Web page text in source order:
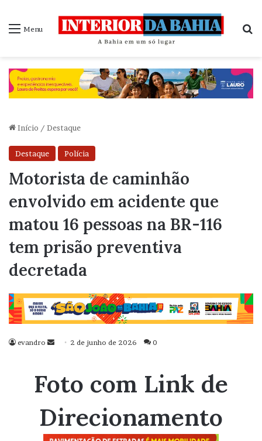
Menu
Início / Destaque
Destaque Polícia
Motorista de caminhão
envolvido em acidente que
matou 16 pessoas na BR-116
tem prisão preventiva
decretada
evandro
Mande
mail
2 de junho de 2026 0
Foto com Link de
Direcionamento